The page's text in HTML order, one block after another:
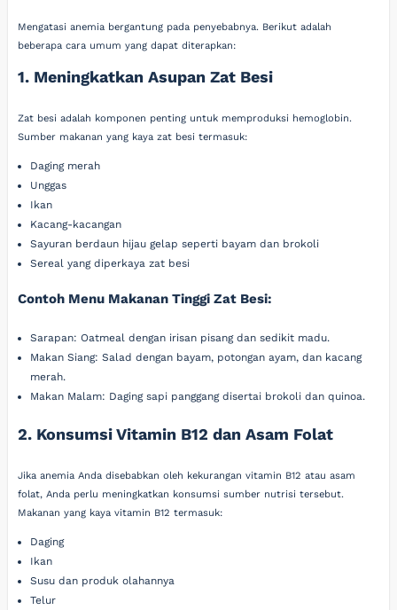
Mengatasi anemia bergantung pada penyebabnya. Berikut adalah
beberapa cara umum yang dapat diterapkan:
1. Meningkatkan Asupan Zat Besi
Zat besi adalah komponen penting untuk memproduksi hemoglobin.
Sumber makanan yang kaya zat besi termasuk:
Daging merah
Unggas
Ikan
Kacang-kacangan
Sayuran berdaun hijau gelap seperti bayam dan brokoli
Sereal yang diperkaya zat besi
Contoh Menu Makanan Tinggi Zat Besi:
Sarapan: Oatmeal dengan irisan pisang dan sedikit madu.
Makan Siang: Salad dengan bayam, potongan ayam, dan kacang
merah.
Makan Malam: Daging sapi panggang disertai brokoli dan quinoa.
2. Konsumsi Vitamin B12 dan Asam Folat
Jika anemia Anda disebabkan oleh kekurangan vitamin B12 atau asam
folat, Anda perlu meningkatkan konsumsi sumber nutrisi tersebut.
Makanan yang kaya vitamin B12 termasuk:
Daging
Ikan
Susu dan produk olahannya
Telur